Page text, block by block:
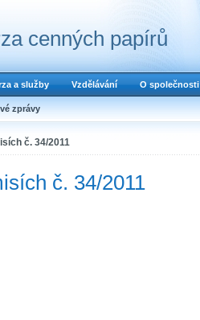
cenných papírů
a služby Vzdělávání O společnosti
zprávy
č. 34/2011
č. 34/2011